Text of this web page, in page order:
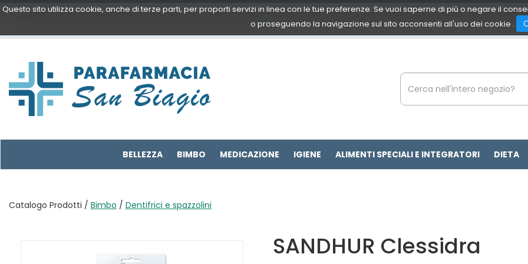
Passa
principale
Questo sito utilizza cookie, anche di terze parti, per proporti servizi in linea con le tue preferenze. Se vuoi saperne di più o negare il
o proseguendo la navigazione sul sito acconsenti all'uso dei cookie .
San
Biagio
Cerca
Prodotto
BELLEZZA BIMBO MEDICAZIONE IGIENE ALIMENTI SPECIALI E INTEGRATORI DIETA
Catalogo Prodotti / Bimbo / Dentifrici e spazzolini
SANDHUR Clessidra